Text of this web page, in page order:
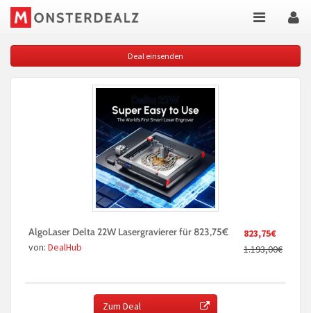
Deal einsenden
823,75€
1.193,00€
AlgoLaser Delta 22W Lasergravierer für 823,75€
von: DealHub
Zum Deal